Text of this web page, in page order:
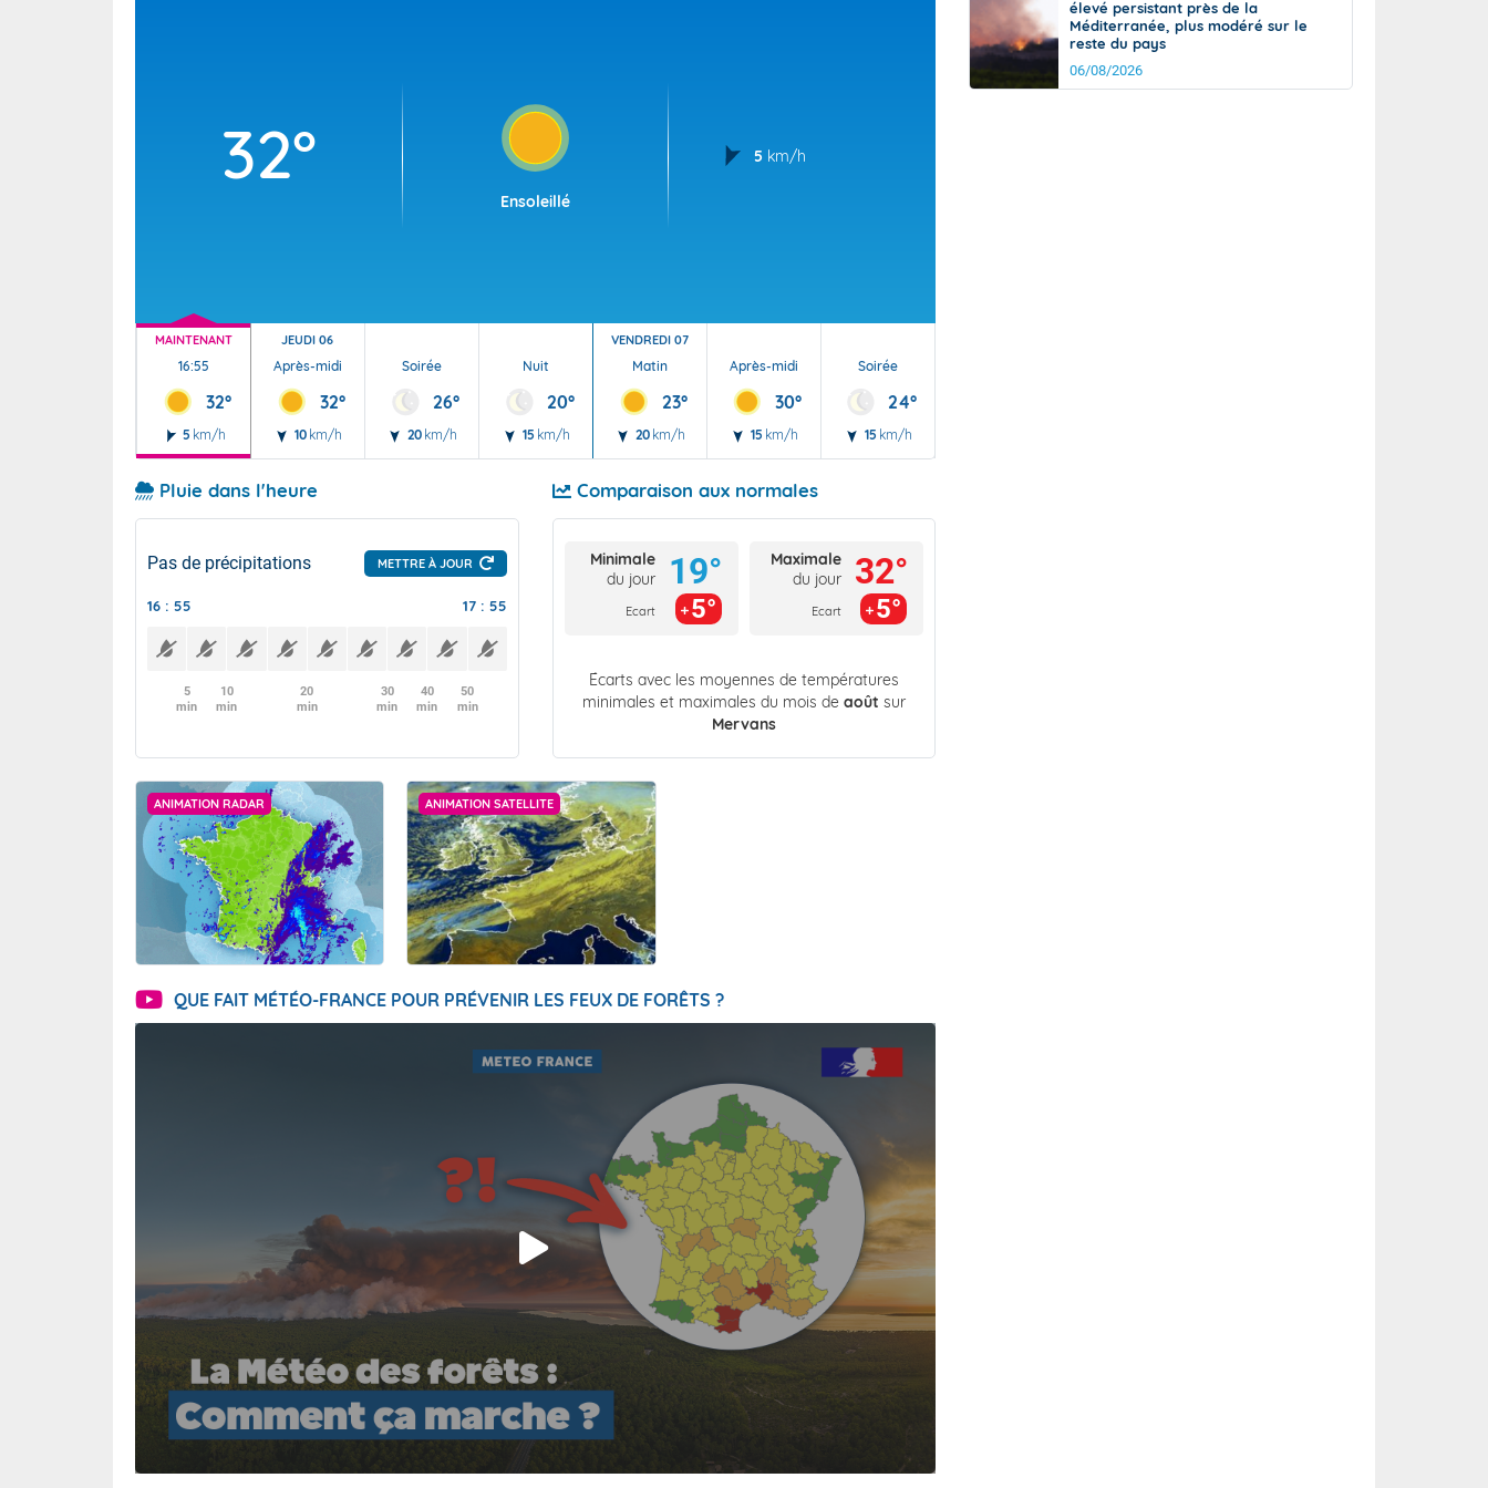
32°
Ensoleillé
5 km/h
MAINTENANT
16:55
32°
5 km/h
JEUDI 06
Après-midi
32°
10 km/h
Soirée
26°
20 km/h
Nuit
20°
15 km/h
VENDREDI 07
Matin
23°
20 km/h
Après-midi
30°
15 km/h
Soirée
24°
15 km/h
Pluie dans l'heure
Pas de précipitations METTRE À JOUR
16 : 55 17 : 55
5
min
10
min
20
min
30
min
40
min
50
min
Comparaison aux normales
Minimale
du jour
Ecart
19°
5°
Maximale
du jour
Ecart
32°
5°
Écarts avec les moyennes de températures
minimales et maximales du mois de août sur
Mervans
ANIMATION RADAR ANIMATION SATELLITE
QUE FAIT MÉTÉO-FRANCE POUR PRÉVENIR LES FEUX DE FORÊTS ?
élevé persistant près de la
Méditerranée, plus modéré sur le
reste du pays
06/08/2026